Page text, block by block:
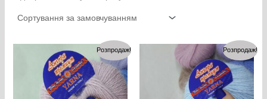
Розпродаж! Розпродаж!